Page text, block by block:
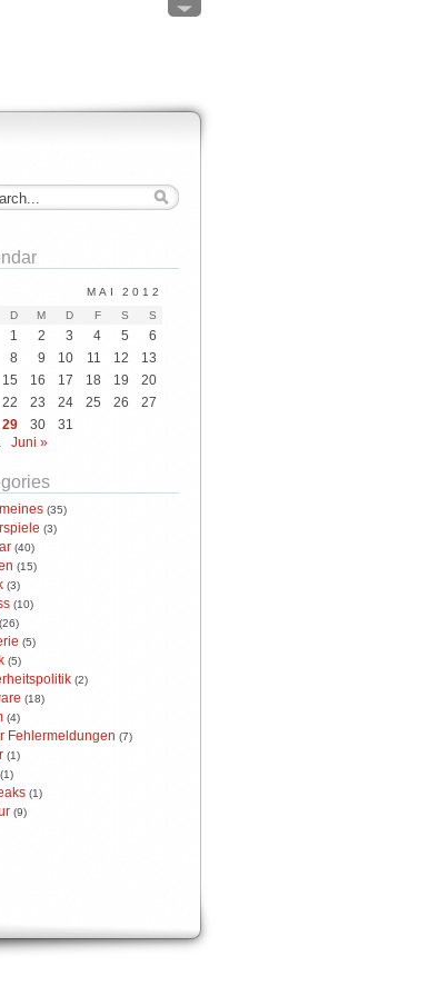
MAI 2012
D M D F S S
1 2 3 4 5
6
8 9 10 11 12
13
15 16 17 18 19
20
22 23 24 25 26
27
29 30
31
Juni »
(35)
(3)
(40)
(15)
(3)
(10)
(26)
(5)
(5)
(2)
(18)
(4)
Fehlermeldungen (7)
(1)
(1)
(1)
(9)